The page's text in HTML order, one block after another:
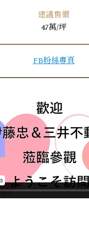
建議售價
47萬/坪
FB粉絲專頁